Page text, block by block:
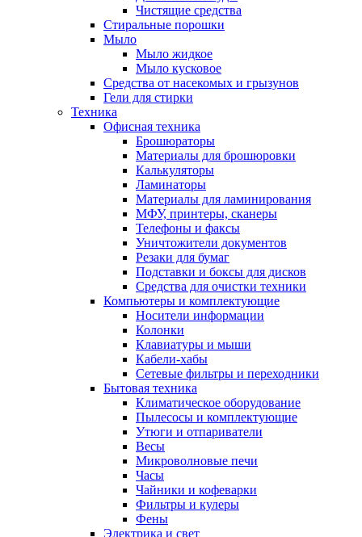
Чистящие средства
Стиральные порошки
Мыло
Мыло жидкое
Мыло кусковое
Средства от насекомых и грызунов
Гели для стирки
Техника
Офисная техника
Брошюраторы
Материалы для брошюровки
Калькуляторы
Ламинаторы
Материалы для ламинирования
МФУ, принтеры, сканеры
Телефоны и факсы
Уничтожители документов
Резаки для бумаг
Подставки и боксы для дисков
Средства для очистки техники
Компьютеры и комплектующие
Носители информации
Колонки
Клавиатуры и мыши
Кабели-хабы
Сетевые фильтры и переходники
Бытовая техника
Климатическое оборудование
Пылесосы и комплектующие
Утюги и отпариватели
Весы
Микроволновые печи
Часы
Чайники и кофеварки
Фильтры и кулеры
Фены
Электрика и свет